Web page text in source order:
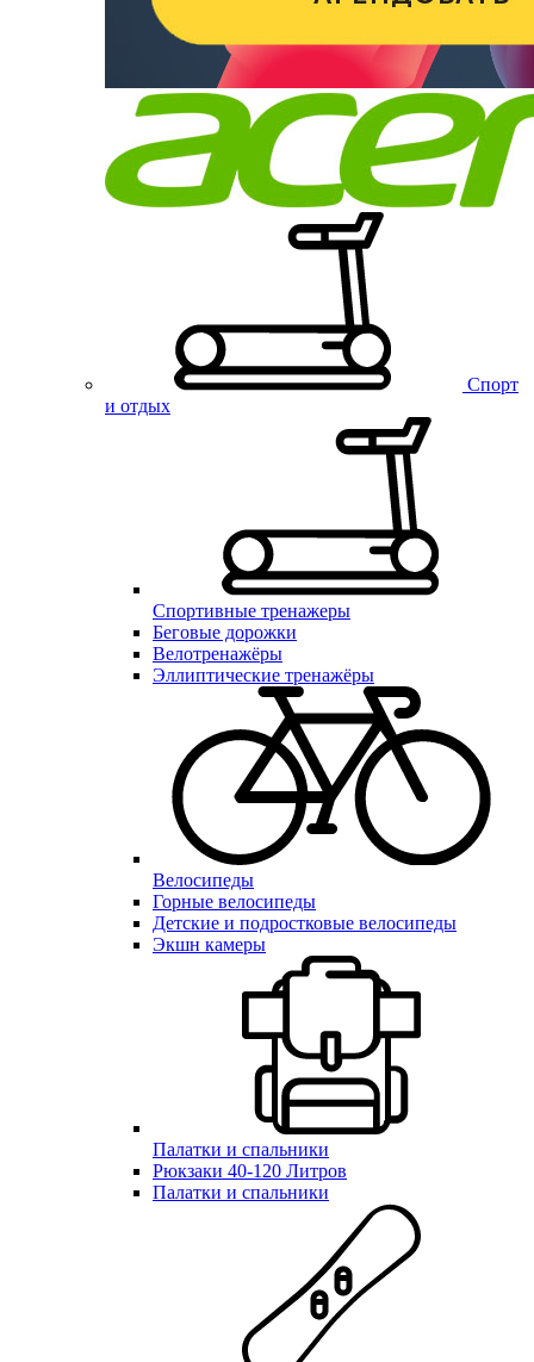
Спорт
и отдых
Спортивные тренажеры
Беговые дорожки
Велотренажёры
Эллиптические тренажёры
Велосипеды
Горные велосипеды
Детские и подростковые велосипеды
Экшн камеры
Палатки и спальники
Рюкзаки 40-120 Литров
Палатки и спальники